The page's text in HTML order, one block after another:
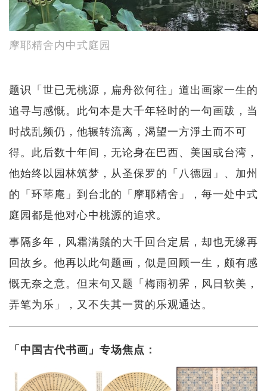
摩耶精舍内中式庭园
题识「世已无桃源，扁舟欲何往」道出画家一生的
追寻与感慨。此句本是大千年轻时的一句画跋，当
时战乱频仍，他辗转流离，渴望一方淨土而不可
得。此后数十年间，无论身在巴西、美国或台湾，
他始终以园林筑梦，从圣保罗的「八德园」、加州
的「环荜庵」到台北的「摩耶精舍」，每一处中式
庭园都是他对心中桃源的追求。
事隔多年，风霜满鬚的大千回台定居，却也无缘再
回故乡。他再以此句题画，似是回顾一生，颇有感
慨无奈之意。但末句又题「梅雨初霁，风日软美，
弄笔为乐」，又不失其一贯的乐观通达。
「中国古代书画」专场焦点：